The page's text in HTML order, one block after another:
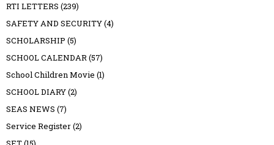
RTI LETTERS (239)
SAFETY AND SECURITY(4)
SCHOLARSHIP (5)
SCHOOL CALENDAR(57)
School Children Movie (1)
SCHOOL DIARY(2)
SEAS NEWS (7)
Service Register(2)